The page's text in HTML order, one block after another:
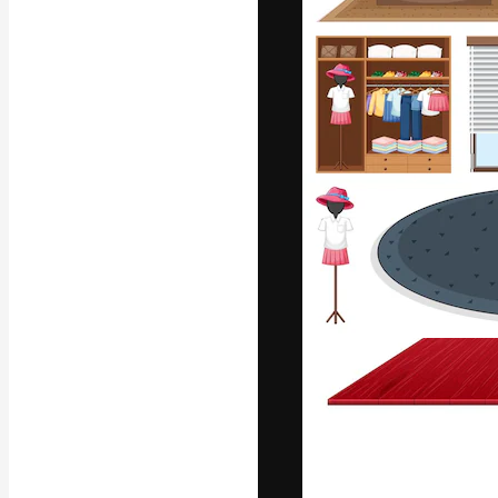
La plataforma
trabajo. Más
entre
estudios.
Español